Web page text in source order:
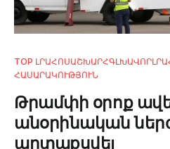
TOP ԼՐԱՀՈՍԱՇԽԱՐՀԳԼԽԱՎՈՐ
ՀԱՍԱՐԱԿՈՒԹՅՈՒՆ
Թրամփի օրոք
անօրինական
արտաքսվել